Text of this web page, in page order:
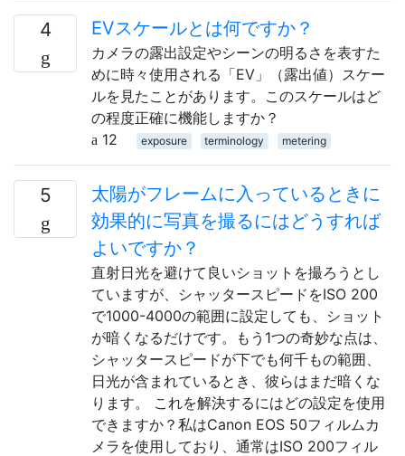
4 EVスケールとは何ですか？
カメラの露出設定やシーンの明るさを表すた
めに時々使用される「EV」（露出値）スケー
ルを見たことがあります。このスケールはど
の程度正確に機能しますか？
12
exposure terminology metering
5
太陽がフレームに入っているときに
効果的に写真を撮るにはどうすれば
よいですか？
直射日光を避けて良いショットを撮ろうとし
ていますが、シャッタースピードをISO 200
で1000-4000の範囲に設定しても、ショット
が暗くなるだけです。もう1つの奇妙な点は、
シャッタースピードが下でも何千もの範囲、
日光が含まれているとき、彼らはまだ暗くな
ります。 これを解決するにはどの設定を使用
できますか？私はCanon EOS 50フィルムカ
メラを使用しており、通常はISO 200フィル